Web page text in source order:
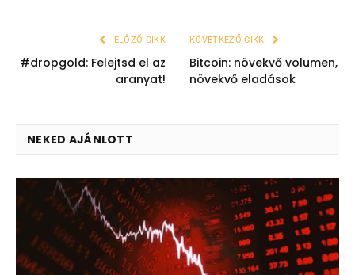
ELŐZŐ CIKK
#dropgold: Felejtsd el az
aranyat!
KÖVETKEZŐ CIKK
Bitcoin: növekvő volumen,
növekvő eladások
NEKED AJÁNLOTT